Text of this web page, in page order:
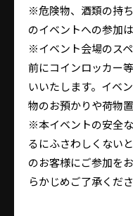
※危険物、酒類の持
のイベントへの参加は
※イベント会場のス
前にコインロッカー
いいたします。イベ
物のお預かりや荷物
※本イベントの安全
るにふさわしくない
のお客様にご参加を
らかじめご了承くださ